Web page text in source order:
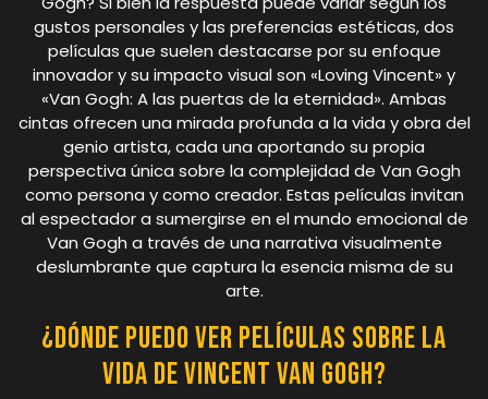
gustos personales y las preferencias estéticas, dos
películas que suelen destacarse por su enfoque
innovador y su impacto visual son «Loving Vincent» y
«Van Gogh: A las puertas de la eternidad». Ambas
cintas ofrecen una mirada profunda a la vida y obra del
genio artista, cada una aportando su propia
perspectiva única sobre la complejidad de Van Gogh
como persona y como creador. Estas películas invitan
al espectador a sumergirse en el mundo emocional de
Van Gogh a través de una narrativa visualmente
deslumbrante que captura la esencia misma de su
arte.
¿Dónde puedo ver películas sobre la
vida de Vincent van Gogh?